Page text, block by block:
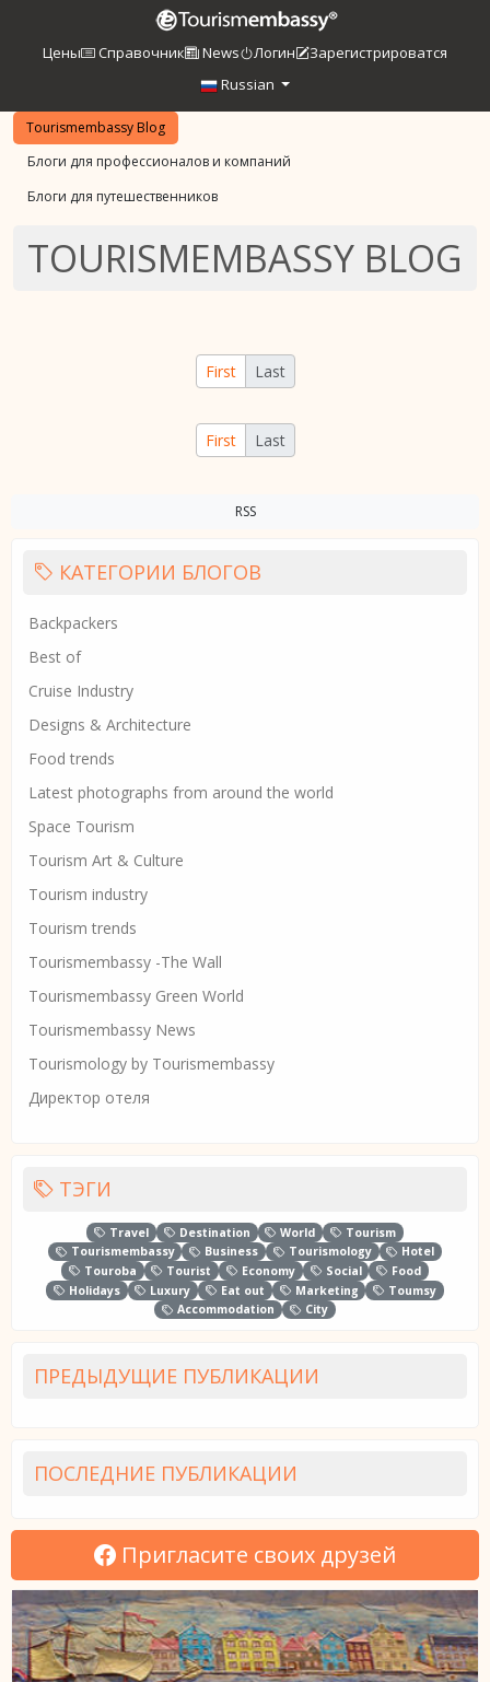
Цены Справочник News Логин
Зарегистрироватся
Russian
Tourismembassy Blog
Блоги для профессионалов и компаний
Блоги для путешественников
TOURISMEMBASSY BLOG
First Last
First Last
RSS
КАТЕГОРИИ БЛОГОВ
Backpackers
Best of
Cruise Industry
Designs & Architecture
Food trends
Latest photographs from around the world
Space Tourism
Tourism Art & Culture
Tourism industry
Tourism trends
Tourismembassy -The Wall
Tourismembassy Green World
Tourismembassy News
Tourismology by Tourismembassy
Директор отеля
ТЭГИ
Travel Destination World
Tourism
Tourismembassy
Business Tourismology
Hotel
Touroba
Tourist Economy Social
Food
Holidays
Luxury Eat out Marketing
Toumsy
Accommodation
City
ПРЕДЫДУЩИЕ ПУБЛИКАЦИИ
ПОСЛЕДНИЕ ПУБЛИКАЦИИ
Пригласите своих друзей